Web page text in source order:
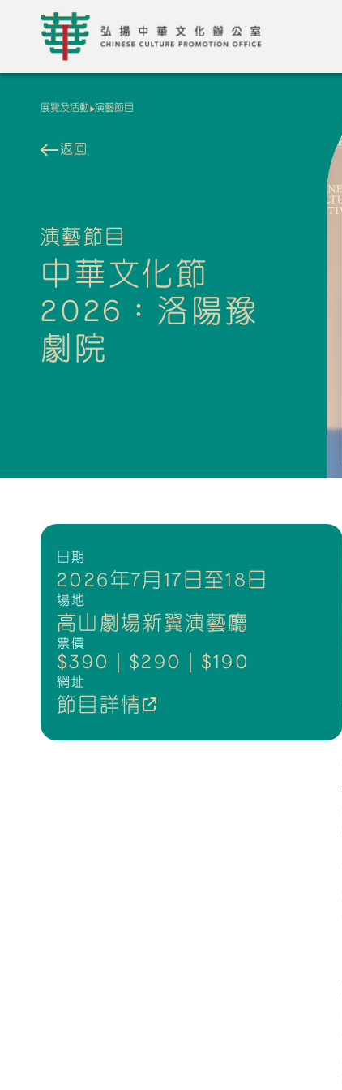
展覽及活動 演藝節目
返回
演藝節目
中華文化節
2026：洛陽豫
劇院
日期
2026年7月17日至18日
場地
高山劇場新翼演藝廳
票價
$390 | $290 | $190
網址
節目詳情